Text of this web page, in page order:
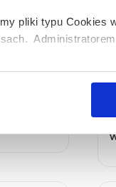
pliki typu Cookies
oraz uzyskiwania
zgodę na